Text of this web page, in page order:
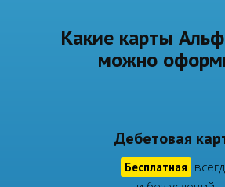
Какие карты
можно
Дебетовая
Бесплатная